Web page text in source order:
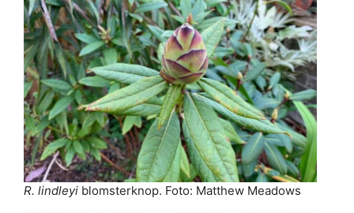
R. lindleyi blomsterknop. Foto: Matthew Meadows